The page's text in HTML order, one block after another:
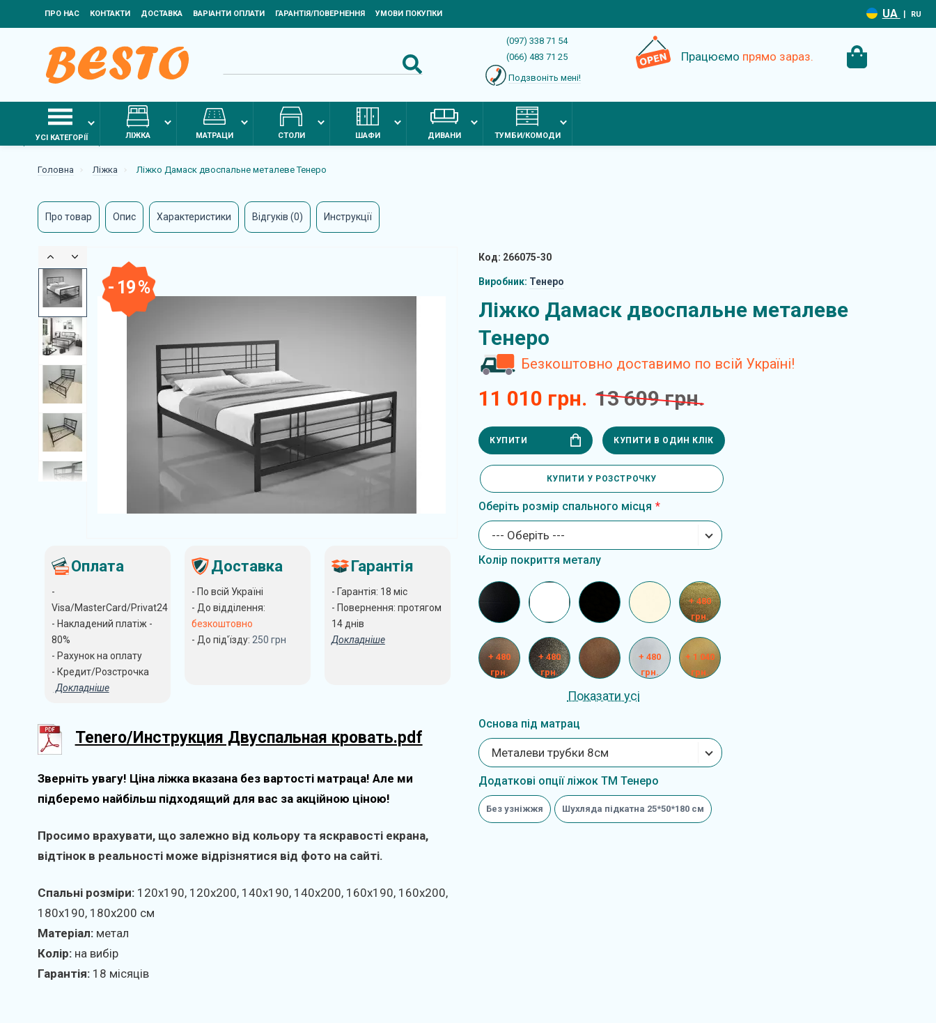
ПРО НАС КОНТАКТИ ДОСТАВКА ВАРІАНТИ ОПЛАТИ ГАРАНТІЯ/ПОВЕРНЕННЯ УМОВИ ПОКУПКИ UA | RU
(097) 338 71 54
(066) 483 71 25
Подзвоніть мені!
Працюємо прямо зараз.
УСІ КАТЕГОРІЇ ЛІЖКА МАТРАЦИ СТОЛИ ШАФИ ДИВАНИ ТУМБИ/КОМОДИ
Головна Ліжка Ліжко Дамаск двоспальне металеве Тенеро
Про товар Опис Характеристики Відгуків (0) Инструкції
- 19 %
Оплата
-
Visa/MasterCard/Privat24
- Накладений платіж -
80%
- Рахунок на оплату
- Кредит/Розстрочка
Докладніше
Доставка
- По всій Україні
- До відділення:
безкоштовно
- До під'їзду: 250 грн
Гарантія
- Гарантія: 18 міс
- Повернення: протягом
14 днів
Докладніше
Tenero/Инструкция Двуспальная кровать.pdf
Зверніть увагу! Ціна ліжка вказана без вартості матраца! Але ми
підберемо найбільш підходящий для вас за акційною ціною!
Просимо врахувати, що залежно від кольору та яскравості екрана,
відтінок в реальності може відрізнятися від фото на сайті.
Спальні розміри: 120х190, 120х200, 140х190, 140х200, 160х190, 160х200,
180х190, 180х200 см
Матеріал: метал
Колір: на вибір
Гарантія:18 місяців
Код: 266075-30
Виробник: Тенеро
Ліжко Дамаск двоспальне металеве
Тенеро
Безкоштовно доставимо по всій Україні!
11 010 грн. 13 609 грн.
КУПИТИ КУПИТИ В ОДИН КЛІК
КУПИТИ У РОЗСТРОЧКУ
Оберіть розмір спального місця
--- Оберіть ---
Колір покриття металу
+ 480
грн.
+ 480
грн.
+ 480
грн.
+ 480
грн.
+ 1 040
грн.
Показати усі
Основа під матрац
Металеви трубки 8см
Додаткові опції ліжок ТМ Тенеро
Без узніжжя Шухляда підкатна 25*50*180 см